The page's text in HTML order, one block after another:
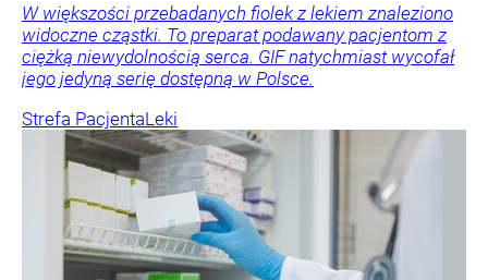
W większości przebadanych fiolek z lekiem znaleziono
widoczne cząstki. To preparat podawany pacjentom z
ciężką niewydolnością serca. GIF natychmiast wycofał
jego jedyną serię dostępną w Polsce.
Strefa PacjentaLeki